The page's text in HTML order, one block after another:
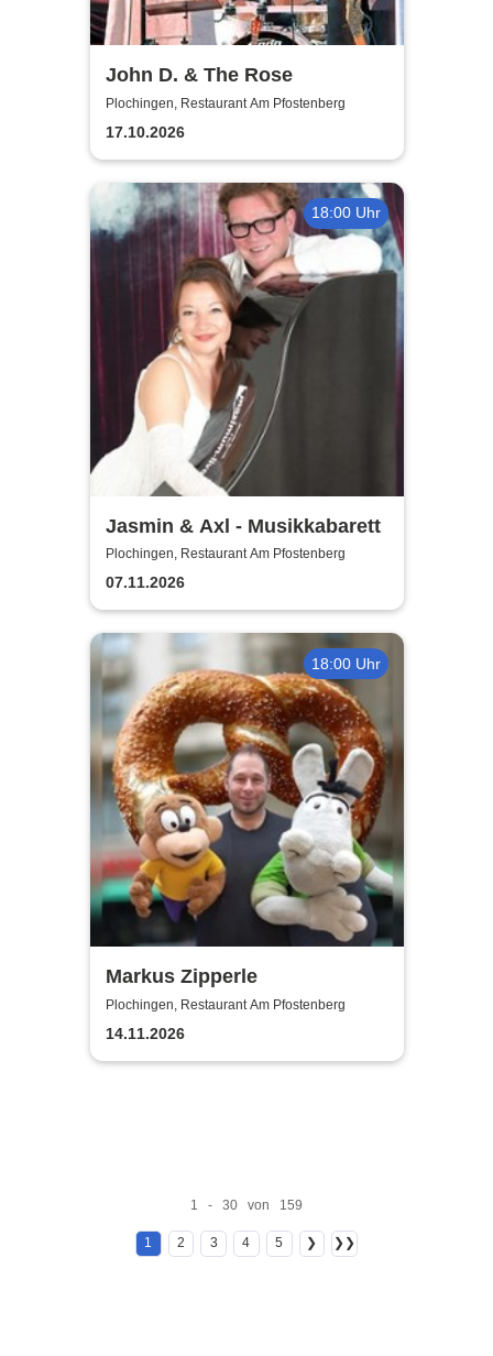
John D. & The Rose
Plochingen, Restaurant Am Pfostenberg
17.10.2026
18:00 Uhr
Jasmin & Axl - Musikkabarett
Plochingen, Restaurant Am Pfostenberg
07.11.2026
18:00 Uhr
Markus Zipperle
Plochingen, Restaurant Am Pfostenberg
14.11.2026
1 - 30 von 159
1 2 3 4 5 ❯ ❯❯